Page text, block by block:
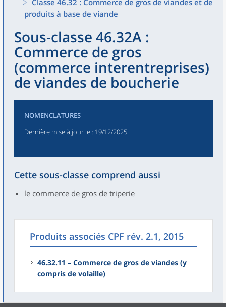
Classe 46.32 : Commerce de gros de viandes et de
produits à base de viande
Sous-classe 46.32A :
Commerce de gros
(commerce interentreprises)
de viandes de boucherie
NOMENCLATURES
Dernière mise à jour le : 19/12/2025
Cette sous-classe comprend aussi
le commerce de gros de triperie
Produits associés CPF rév. 2.1, 2015
46.32.11 – Commerce de gros de viandes (y
compris de volaille)